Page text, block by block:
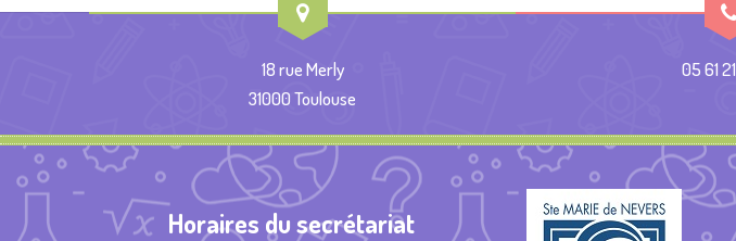
18 rue Merly
31000 Toulouse
05 61
Horaires du secrétariat